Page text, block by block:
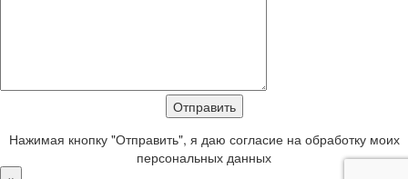
Нажимая кнопку "Отправить", я даю согласие на обработку моих
персональных данных